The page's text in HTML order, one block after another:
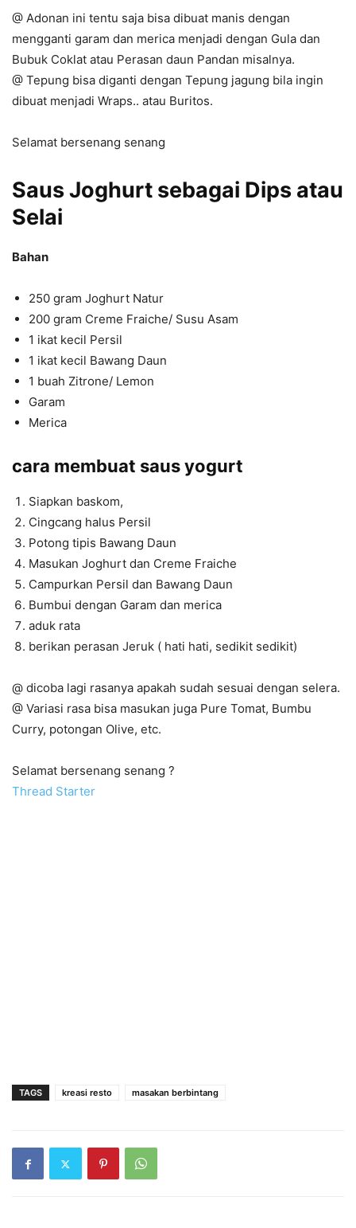
@ Adonan ini tentu saja bisa dibuat manis dengan
mengganti garam dan merica menjadi dengan Gula dan
Bubuk Coklat atau Perasan daun Pandan misalnya.
@ Tepung bisa diganti dengan Tepung jagung bila ingin
dibuat menjadi Wraps.. atau Buritos.
Selamat bersenang senang
Saus Joghurt sebagai Dips atau
Selai
Bahan
250 gram Joghurt Natur
200 gram Creme Fraiche/ Susu Asam
1 ikat kecil Persil
1 ikat kecil Bawang Daun
1 buah Zitrone/ Lemon
Garam
Merica
cara membuat saus yogurt
Siapkan baskom,
Cingcang halus Persil
Potong tipis Bawang Daun
Masukan Joghurt dan Creme Fraiche
Campurkan Persil dan Bawang Daun
Bumbui dengan Garam dan merica
aduk rata
berikan perasan Jeruk ( hati hati, sedikit sedikit)
@ dicoba lagi rasanya apakah sudah sesuai dengan selera.
@ Variasi rasa bisa masukan juga Pure Tomat, Bumbu
Curry, potongan Olive, etc.
Selamat bersenang senang ?
Thread Starter
TAGS kreasi resto masakan berbintang